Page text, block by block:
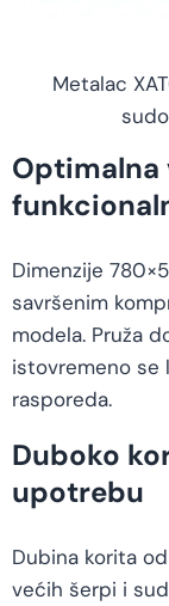
Metalac
Optimalna
Dimenzije
savršenim
modela. Pruža
istovremeno se
rasporeda.
Duboko
upotrebu
Dubina korita
većih šerpi i